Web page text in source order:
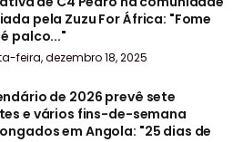
pela Zuzu For África: "Fome
palco..."
feira, dezembro 18, 2025
de 2026 prevê sete
e vários fins-de-semana
em Angola: "25 dias de